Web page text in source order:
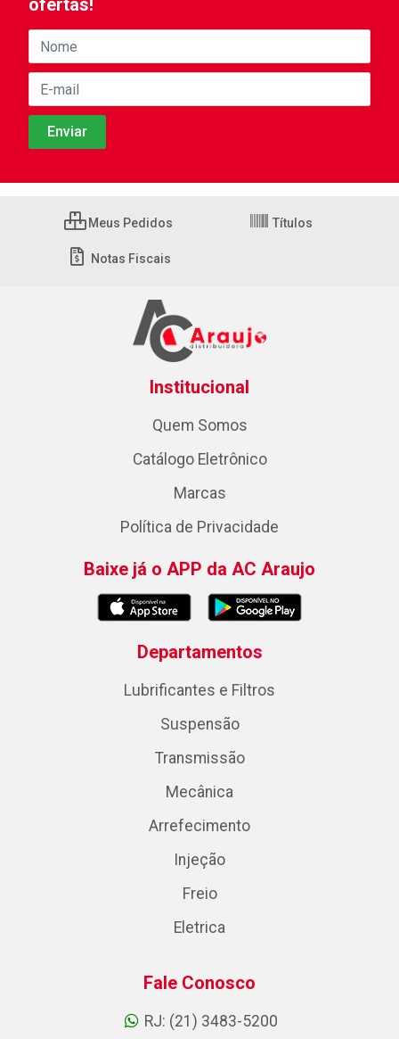
ofertas!
Meus Pedidos Títulos
Notas Fiscais
Institucional
Quem Somos
Catálogo Eletrônico
Marcas
Política de Privacidade
Baixe já o APP da AC Araujo
Departamentos
Lubrificantes e Filtros
Suspensão
Transmissão
Mecânica
Arrefecimento
Injeção
Freio
Eletrica
Fale Conosco
RJ: (21) 3483-5200